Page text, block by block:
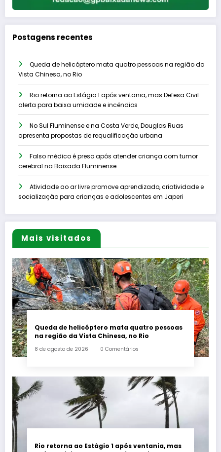
Postagens recentes
Queda de helicóptero mata quatro pessoas na região da
Vista Chinesa, no Rio
Rio retorna ao Estágio 1 após ventania, mas Defesa Civil
alerta para baixa umidade e incêndios
No Sul Fluminense e na Costa Verde, Douglas Ruas
apresenta propostas de requalificação urbana
Falso médico é preso após atender criança com tumor
cerebral na Baixada Fluminense
Atividade ao ar livre promove aprendizado, criatividade e
socialização para crianças e adolescentes em Japeri
Mais visitados
Queda de helicóptero mata quatro pessoas
na região da Vista Chinesa, no Rio
8 de agosto de 2026 0 Comentários
Rio retorna ao Estágio 1 após ventania, mas